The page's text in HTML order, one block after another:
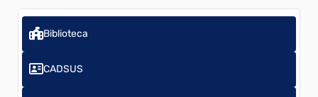
Licitação
MEI - Microempreendedor
Nota Fiscal Eletrônica - NFE
Biblioteca
CADSUS